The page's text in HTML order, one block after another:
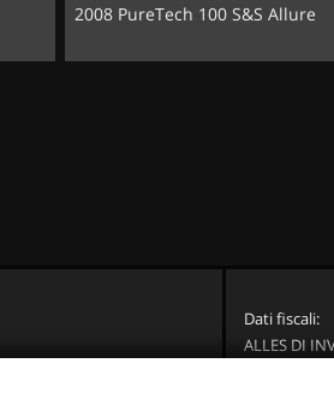
2008 PureTech 100 S&S Allure
Dati fiscali:
ALLES DI